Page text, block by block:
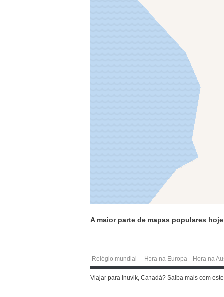
A maior parte de mapas populares
Relógio mundial Hora na Europa Hora na
Viajar para Inuvik, Canadá? Saiba mais com